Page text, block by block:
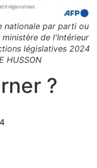
nationale par parti ou
de l'Intérieur
législatives 2024
HUSSON
?